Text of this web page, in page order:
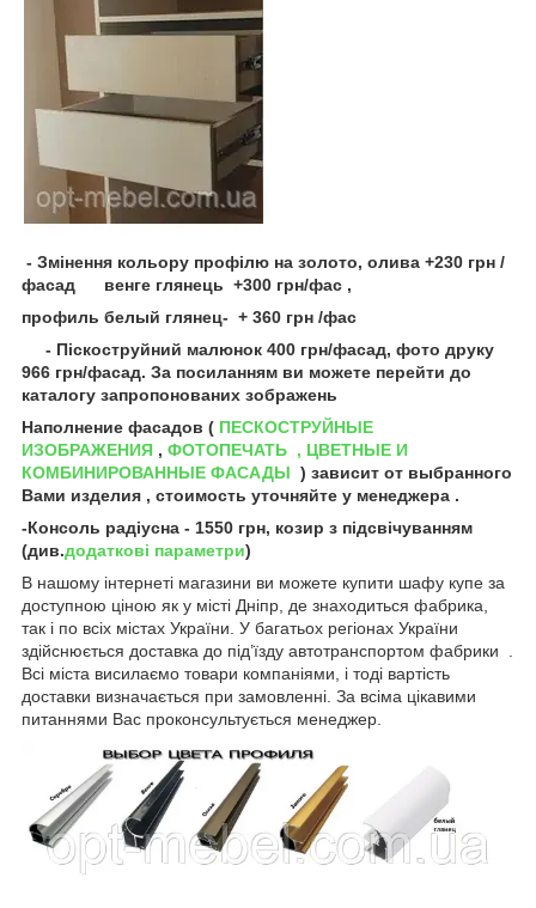
- Змінення кольору профілю на золото, олива +230 грн /
фасад венге глянець +300 грн/фас ,
профиль белый глянец- + 360 грн /фас
- Піскоструйний малюнок 400 грн/фасад, фото друку
966 грн/фасад. За посиланням ви можете перейти до
каталогу запропонованих зображень
Наполнение фасадов ( ПЕСКОСТРУЙНЫЕ
ИЗОБРАЖЕНИЯ , ФОТОПЕЧАТЬ , ЦВЕТНЫЕ И
КОМБИНИРОВАННЫЕ ФАСАДЫ ) зависит от выбранного
Вами изделия , стоимость уточняйте у менеджера .
-Консоль радіусна - 1550 грн, козир з підсвічуванням
(див.додаткові параметри)
В нашому інтернеті магазини ви можете купити шафу купе за
доступною ціною як у місті Дніпр, де знаходиться фабрика,
так і по всіх містах України. У багатьох регіонах України
здійснюється доставка до під’їзду автотранспортом фабрики .
Всі міста висилаємо товари компаніями, і тоді вартість
доставки визначається при замовленні. За всіма цікавими
питаннями Вас проконсультується менеджер.